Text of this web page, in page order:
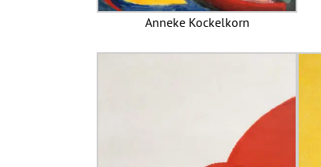
Anneke Kockelkorn